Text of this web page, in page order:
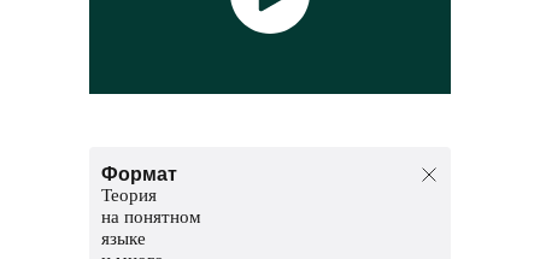
Формат
Теория
на понятном
языке